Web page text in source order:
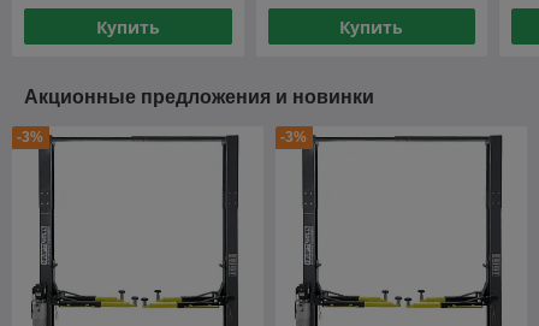
Купить Купить
Акционные предложения и новинки
-3% -3%